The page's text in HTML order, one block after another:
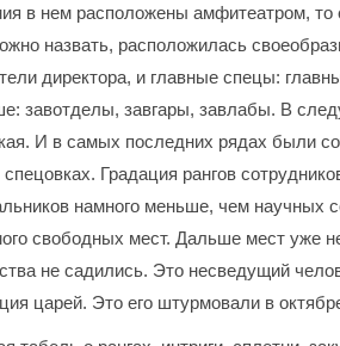
в нем расположены амфитеатром, то
назвать, расположилась
директора, и главные спецы:
завотделы, завгары, завлабы. В
И в самых последних рядах были
спецовках. Градация рангов
намного меньше, чем научных
свободных мест. Дальше мест уже
не садились. Это несведущий
царей. Это его штурмовали в